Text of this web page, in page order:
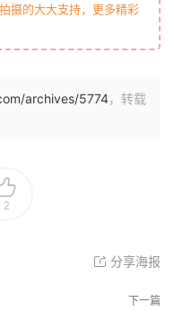
摄的大大支持，更多精彩
archives/5774，转载
2
分享海报
下一篇